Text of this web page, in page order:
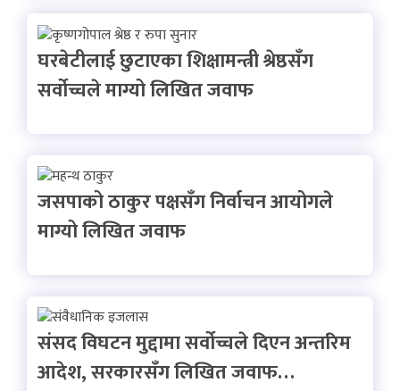
घरबेटीलाई छुटाएका शिक्षामन्त्री श्रेष्ठसँग
सर्वोच्चले माग्यो लिखित जवाफ
जसपाको ठाकुर पक्षसँग निर्वाचन आयोगले
माग्यो लिखित जवाफ
संसद विघटन मुद्दामा सर्वोच्चले दिएन अन्तरिम
आदेश, सरकारसँग लिखित जवाफ…